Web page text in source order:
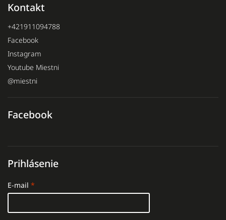
Kontakt
+421911094788
Facebook
Instagram
Youtube Miestni
@miestni
Facebook
Prihlásenie
E-mail